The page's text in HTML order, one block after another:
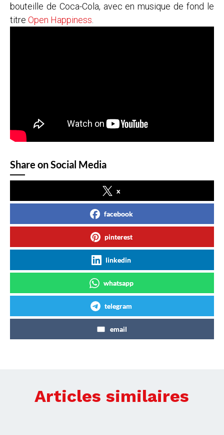
bouteille de Coca-Cola, avec en musique de fond le
titre Open Happiness
Share on Social Media
x
facebook
pinterest
linkedin
whatsapp
telegram
email
Articles similaires